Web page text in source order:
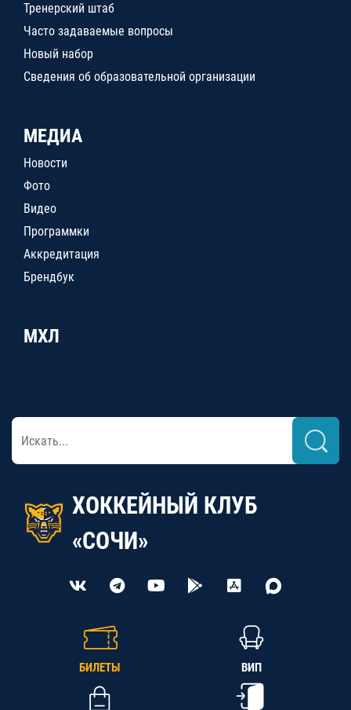
Тренерский штаб
Часто задаваемые вопросы
Новый набор
Сведения об образовательной организации
МЕДИА
Новости
Фото
Видео
Программки
Аккредитация
Брендбук
МХЛ
ХОККЕЙНЫЙ КЛУБ
«СОЧИ»
БИЛЕТЫ ВИП